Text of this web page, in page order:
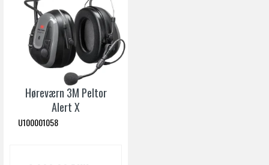
Høreværn 3M Peltor
Alert X
U100001058